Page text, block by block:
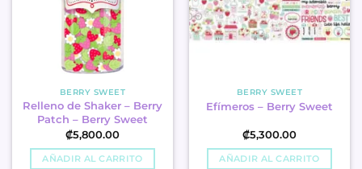
BERRY SWEET
Relleno de Shaker – Berry
Patch – Berry Sweet
₡5,800.00
AÑADIR AL CARRITO
BERRY SWEET
Efímeros – Berry Sweet
₡5,300.00
AÑADIR AL CARRITO